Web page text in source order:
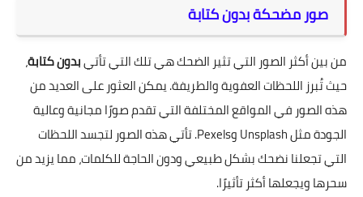
صور مضحكة بدون كتابة
من بين أكثر الصور التي تثير الضحك هي تلك التي تأتيبدون كتابة،
حيث تُبرز اللحظات العفوية والطريفة. يمكن العثور على العديد من
هذه الصور في المواقع المختلفة التي تقدم صورًا مجانية وعالية
الجودة مثل Unsplash وPexels. تأتي هذه الصور لتجسد اللحظات
التي تجعلنا نضحك بشكل طبيعي ودون الحاجة للكلمات، مما يزيد من
سحرها ويجعلها أكثر تأثيرًا.